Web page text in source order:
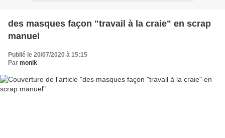
des masques façon "travail à la craie" en scrap
manuel
Publié le 20/07/2020 à 15:15
Par monik